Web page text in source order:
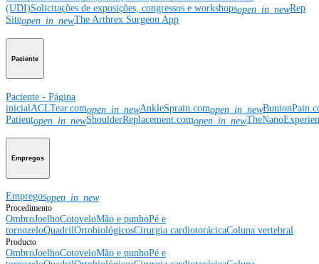
(UDI)Solicitações de exposições, congressos e workshopsopen_in_newRep
Siteopen_in_newThe Arthrex Surgeon App
Paciente
Paciente - Página
inicial ACLTear.comopen_in_newAnkleSprain.comopen_in_new
Patientopen_in_newShoulderReplacement.comopen_in_new
Empregos
Empregosopen_in_new
Procedimento
OmbroJoelhoCotoveloMão e punhoPé e
tornozeloQuadrilOrtobiológicosCirurgia cardiotorácicaColuna vertebral
Producto
OmbroJoelhoCotoveloMão e punhoPé e